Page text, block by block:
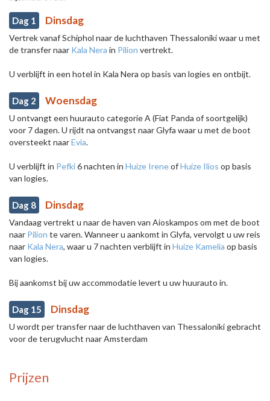
Dag 1 Dinsdag
Vertrek vanaf Schiphol naar de luchthaven Thessaloniki waar u met
de transfer naar Kala Nera in Pilion vertrekt.
U verblijft in een hotel in Kala Nera op basis van logies en ontbijt.
Dag 2 Woensdag
U ontvangt een huurauto categorie A (Fiat Panda of soortgelijk)
voor 7 dagen. U rijdt na ontvangst naar Glyfa waar u met de boot
oversteekt naarEvia.
U verblijft in Pefki6 nachten in Huize IreneofHuize Ilios op basis
van logies.
Dag 8 Dinsdag
Vandaag vertrekt u naar de haven van Aioskampos om met de boot
naar Pilion te varen. Wanneer u aankomt in Glyfa, vervolgt u uw reis
naar Kala Nera, waar u 7 nachten verblijft in Huize Kamelia op basis
van logies.
Bij aankomst bij uw accommodatie levert u uw huurauto in.
Dag 15 Dinsdag
U wordt per transfer naar de luchthaven van Thessaloniki gebracht
voor de terugvlucht naar Amsterdam
Prijzen